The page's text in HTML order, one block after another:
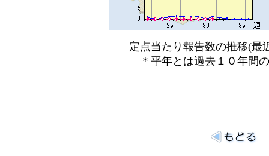
定点当たり報告数の推移(最
＊平年とは過去１０年間の